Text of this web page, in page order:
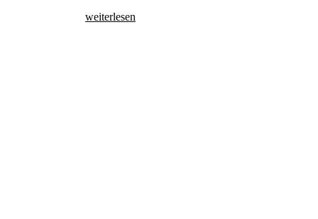
weiterlesen